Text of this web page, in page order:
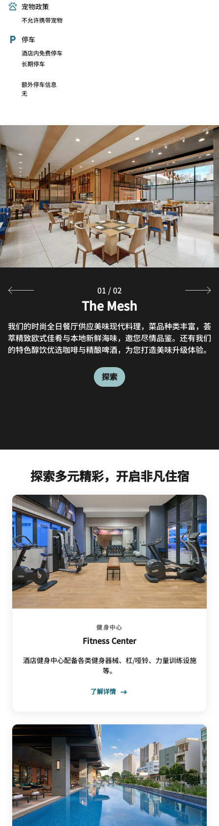
宠物政策
不允许携带宠物
停车
酒店内免费停车
长期停车
额外停车信息
无
The Mesh
我们的时尚全日餐厅供应美味现代料理，菜品种类丰富，荟
萃精致欧式佳肴与本地新鲜海味，邀您尽情品鉴。还有我们
的特色醇饮优选咖啡与精酿啤酒，为您打造美味升级体验。
探索
Rileys Bar
Relax by the water with a curated selection of light
bites and creative cocktails at our atmospheric open-
air lounge. Here, a blend of upbeat tunes, refreshing
backdrop of breathtaking Nha Trang views.
01 /02
探索多元精彩，开启非凡住宿
健身中心
Fitness Center
酒店健身中心配备各类健身器械、杠/哑铃、力量训练设施
等。
了解详情